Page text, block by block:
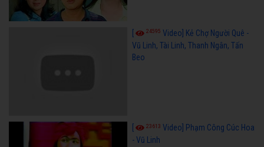
24595 Video] Kẻ Chợ Người Quê -
Vũ Linh, Tài Linh, Thanh Ngân, Tấn
Beo
23613 Video] Phạm Công Cúc Hoa
- Vũ Linh